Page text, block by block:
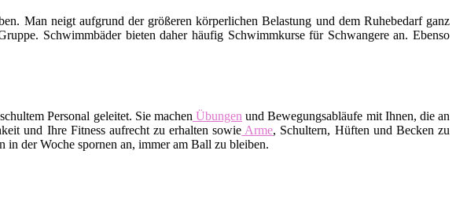
Man neigt aufgrund der größeren körperlichen Belastung und dem Ruhebedarf ganz
Schwimmbäder bieten daher häufig Schwimmkurse für Schwangere an. Ebenso
Personal geleitet. Sie machen Übungen und Bewegungsabläufe mit Ihnen, die an
und Ihre Fitness aufrecht zu erhalten sowie Arme, Schultern, Hüften und Becken zu
in der Woche spornen an, immer am Ball zu bleiben.